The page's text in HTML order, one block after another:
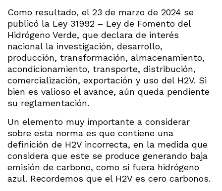
Como resultado, el 23 de marzo de 2024 se
publicó la Ley 31992 – Ley de Fomento del
Hidrógeno Verde, que declara de interés
nacional la investigación, desarrollo,
producción, transformación, almacenamiento,
acondicionamiento, transporte, distribución,
comercialización, exportación y uso del H2V. Si
bien es valioso el avance, aún queda pendiente
su reglamentación.
Un elemento muy importante a considerar
sobre esta norma es que contiene una
definición de H2V incorrecta, en la medida que
considera que este se produce generando baja
emisión de carbono, como si fuera hidrógeno
azul. Recordemos que el H2V es cero carbonos.